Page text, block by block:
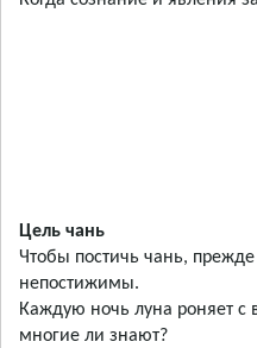
Цель чань
Чтобы постичь чань,
непостижимы.
Каждую ночь луна роняет с
многие ли знают?